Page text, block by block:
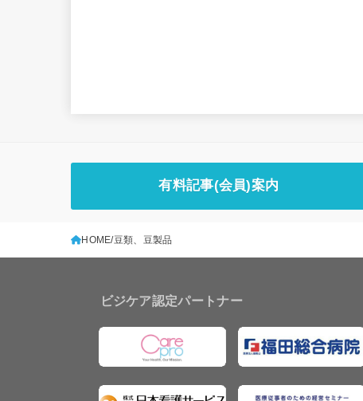
有料記事(会員)案内
HOME 豆類、豆製品
ビジケア認定パートナー